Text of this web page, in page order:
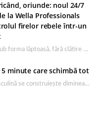
oriunde: noul 24/7
la Wella Professionals
firelor rebele într-un
Un leave in sub forma lăptoasă, fără clătire care completează rutina Ultimate Smooth și transformă…
minute care schimbă tot
Eleganța masculină se construiește dimineața, în câteva minute și cu produsele potrivite. O rutină de…